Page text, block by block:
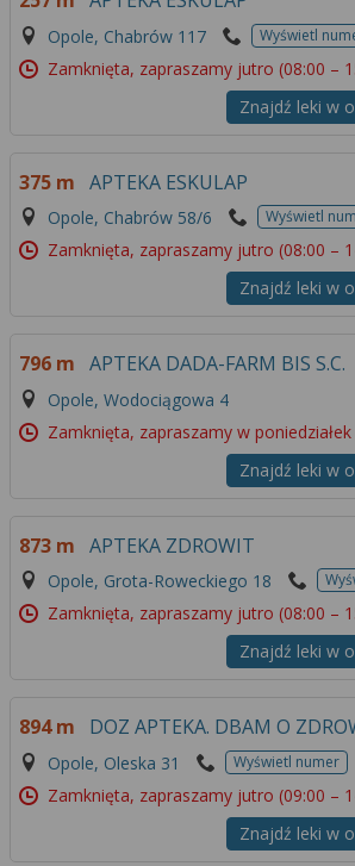
Opole, Chabrów 117 Wyświetl
Zamknięta, zapraszamy jutro (08:00 –
Znajdź leki w
375 m APTEKA ESKULAP
Opole, Chabrów 58/6 Wyświetl
Zamknięta, zapraszamy jutro (08:00 –
Znajdź leki w
796 m APTEKA DADA-FARM BIS S.C.
Opole, Wodociągowa 4
Zamknięta, zapraszamy w poniedziałek
Znajdź leki w
873 m APTEKA ZDROWIT
Opole, Grota-Roweckiego 18
Zamknięta, zapraszamy jutro (08:00 –
Znajdź leki w
894 m DOZ APTEKA. DBAM O
Opole, Oleska 31 Wyświetl numer
Zamknięta, zapraszamy jutro (09:00 –
Znajdź leki w
Więcej informacji na temat
narzędzi zewnętrznych w naszym
znajdziesz wRegulaminie Serwisu.